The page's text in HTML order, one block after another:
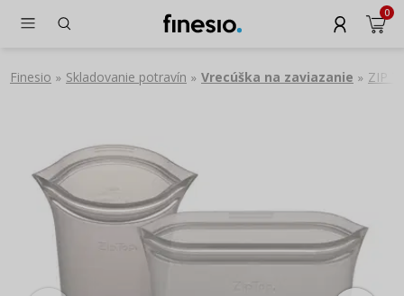
0
Finesio » Skladovanie potravín » Vrecúška na zaviazanie » ZIP